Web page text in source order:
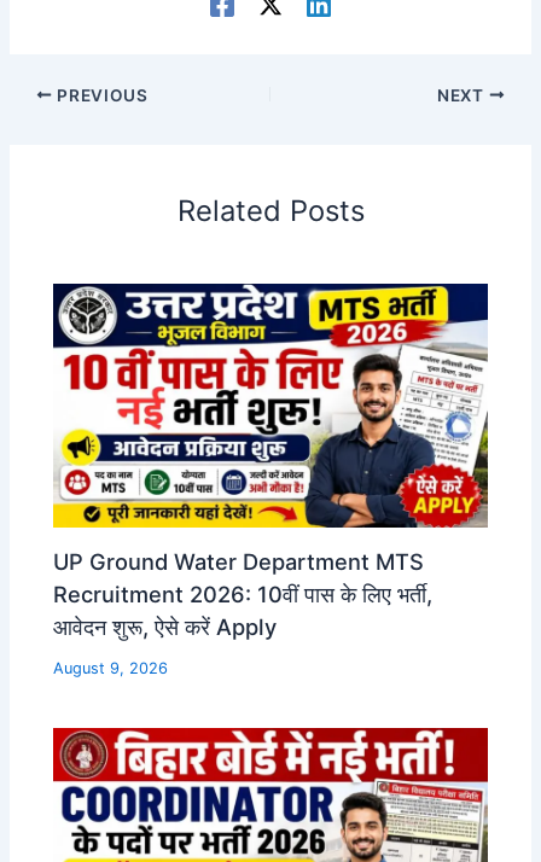
PREVIOUS NEXT
Related Posts
UP Ground Water Department MTS
Recruitment 2026: 10वीं पास के लिए भर्ती,
आवेदन शुरू, ऐसे करें Apply
August 9, 2026